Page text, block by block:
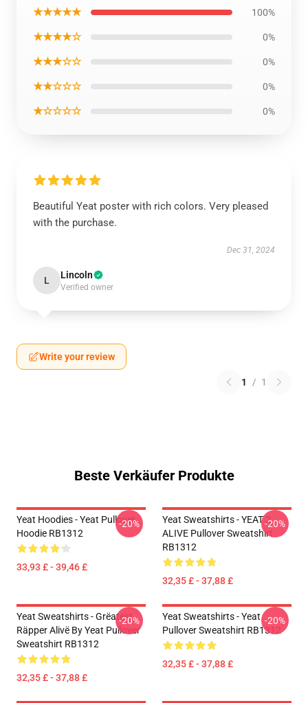
★★★★★ 100%
★★★★☆ 0%
★★★☆☆ 0%
★★☆☆☆ 0%
★☆☆☆☆ 0%
Beautiful Yeat poster with rich colors. Very pleased
with the purchase.
Dec 31, 2024
L Lincoln
Verified owner
Write your review
1 / 1
Beste Verkäufer Produkte
Yeat Hoodies - Yeat Pullover
Hoodie RB1312
33,93 £ - 39,46 £
-20%
Yeat Sweatshirts - YEAT 2
ALIVE Pullover Sweatshirt
RB1312
32,35 £ - 37,88 £
-20%
Yeat Sweatshirts - Grëatest
Räpper Alivë By Yeat Pullover
Sweatshirt RB1312
32,35 £ - 37,88 £
-20%
Yeat Sweatshirts - Yeat
Pullover Sweatshirt RB1312
32,35 £ - 37,88 £
-20%